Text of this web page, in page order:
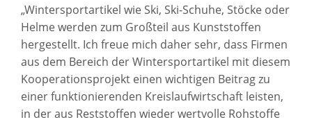
„Wintersportartikel wie Ski, Ski-Schuhe, Stöcke oder
Helme werden zum Großteil aus Kunststoffen
hergestellt. Ich freue mich daher sehr, dass Firmen
aus dem Bereich der Wintersportartikel mit diesem
Kooperationsprojekt einen wichtigen Beitrag zu
einer funktionierenden Kreislaufwirtschaft leisten,
in der aus Reststoffen wieder wertvolle Rohstoffe